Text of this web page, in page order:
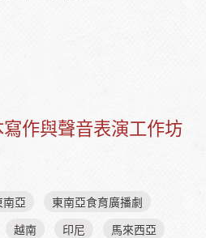
作與聲音表演工作坊
南亞
東南亞食育廣播劇
越南 印尼
馬來西亞